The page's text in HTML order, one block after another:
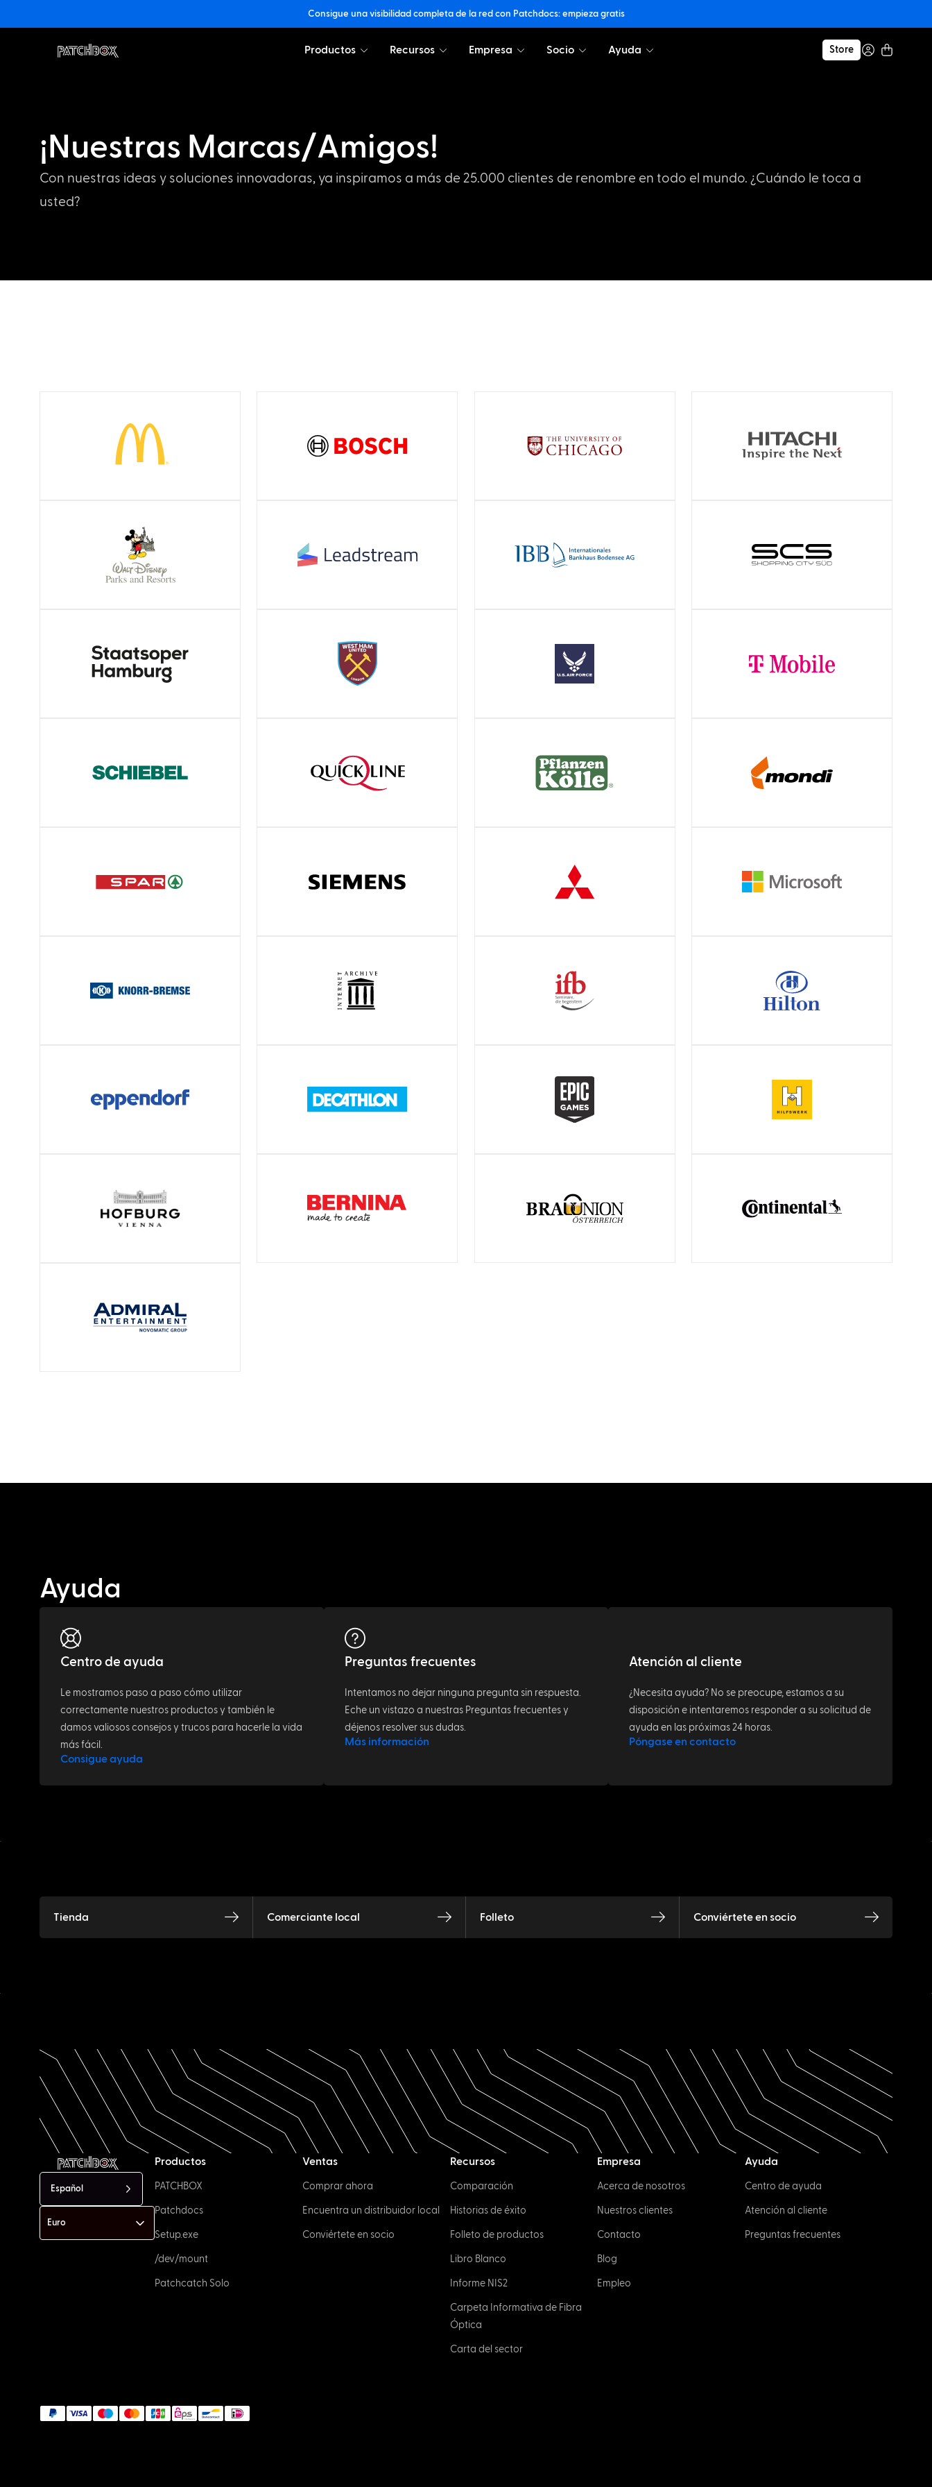
Consigue una visibilidad completa de la red con Patchdocs: empieza gratis
Productos Recursos Empresa Socio Ayuda Store
¡Nuestras Marcas/Amigos!
Con nuestras ideas y soluciones innovadoras, ya inspiramos a más de 25.000 clientes de renombre en todo el mundo. ¿Cuándo le toca a
usted?
Ayuda
Centro de ayuda
Le mostramos paso a paso cómo utilizar
correctamente nuestros productos y también le
damos valiosos consejos y trucos para hacerle la vida
más fácil.
Consigue ayuda
Preguntas frecuentes
Intentamos no dejar ninguna pregunta sin respuesta.
Eche un vistazo a nuestras Preguntas frecuentes y
déjenos resolver sus dudas.
Más información
Atención al cliente
¿Necesita ayuda? No se preocupe, estamos a su
disposición e intentaremos responder a su solicitud de
ayuda en las próximas 24 horas.
Póngase en contacto
Tienda Comerciante local Folleto Conviértete en socio
Español
Productos
PATCHBOX
Patchdocs
Setup.exe
/dev/mount
Patchcatch Solo
Ventas
Comprar ahora
Encuentra un distribuidor local
Conviértete en socio
Recursos
Comparación
Historias de éxito
Folleto de productos
Libro Blanco
Informe NIS2
Carpeta Informativa de Fibra
Óptica
Carta del sector
Empresa
Acerca de nosotros
Nuestros clientes
Contacto
Blog
Empleo
Ayuda
Centro de ayuda
Atención al cliente
Preguntas frecuentes